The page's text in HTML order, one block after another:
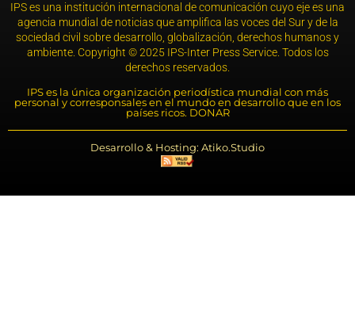
IPS es una institución internacional de comunicación cuyo eje es una
agencia mundial de noticias que amplifica las voces del Sur y de la
sociedad civil sobre desarrollo, globalización, derechos humanos y
ambiente. Copyright © 2025 IPS-Inter Press Service. Todos los
derechos reservados.
IPS es la única organización periodística mundial con más
personal y corresponsales en el mundo en desarrollo que en los
países ricos. DONAR
Desarrollo & Hosting: Atiko.Studio